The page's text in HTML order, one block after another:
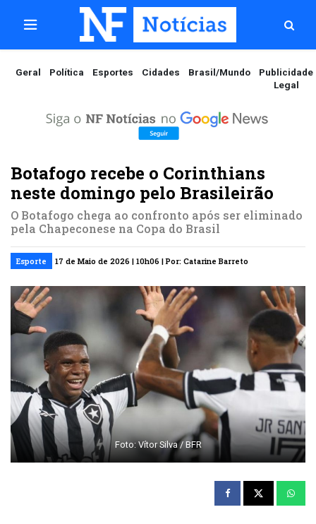
Geral Política Esportes Cidades Brasil/Mundo
Publicidade
Legal
Botafogo recebe o Corinthians
neste domingo pelo Brasileirão
O Botafogo chega ao confronto após ser eliminado
pela Chapeconese na Copa do Brasil
Esporte 17 de Maio de 2026 | 10h06 | Por: Catarine Barreto
Foto: Vítor Silva / BFR